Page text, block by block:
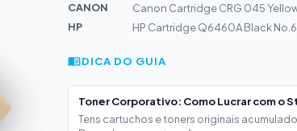
CANON
Canon Cartridge CRG 045
HP
HP Cartridge Q6460A Black
DICA DO GUIA
Toner Corporativo: Como Lucrar com o
Tens cartuchos e toners originais